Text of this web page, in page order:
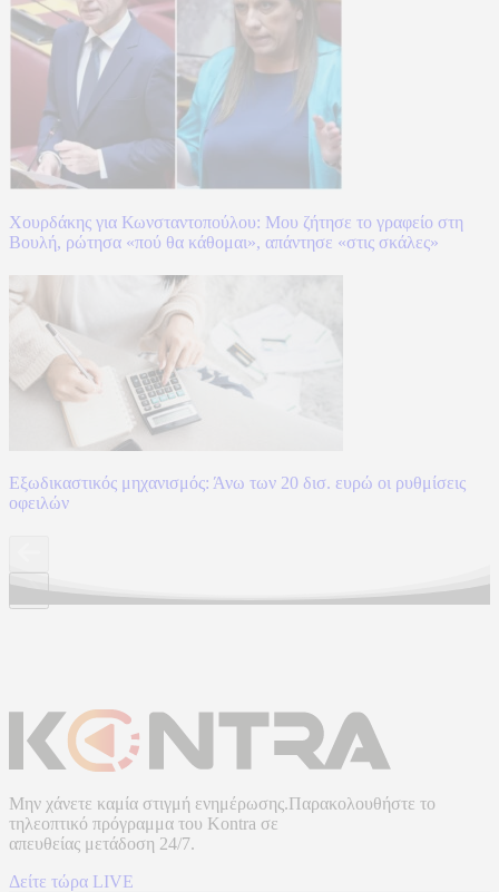
Χουρδάκης για Κωνσταντοπούλου: Μου ζήτησε το γραφείο στη
Βουλή, ρώτησα «πού θα κάθομαι», απάντησε «στις σκάλες»
Εξωδικαστικός μηχανισμός: Άνω των 20 δισ. ευρώ οι ρυθμίσεις
οφειλών
Μην χάνετε καμία στιγμή ενημέρωσης.Παρακολουθήστε το
τηλεοπτικό πρόγραμμα του Kontra σε
απευθείας μετάδοση 24/7.
Δείτε τώρα LIVE